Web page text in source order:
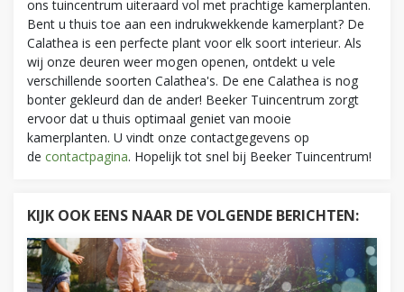
ons tuincentrum uiteraard vol met prachtige kamerplanten.
Bent u thuis toe aan een indrukwekkende kamerplant? De
Calathea is een perfecte plant voor elk soort interieur. Als
wij onze deuren weer mogen openen, ontdekt u vele
verschillende soorten Calathea's. De ene Calathea is nog
bonter gekleurd dan de ander! Beeker Tuincentrum zorgt
ervoor dat u thuis optimaal geniet van mooie
kamerplanten. U vindt onze contactgegevens op
de contactpagina. Hopelijk tot snel bij Beeker Tuincentrum!
KIJK OOK EENS NAAR DE VOLGENDE BERICHTEN: